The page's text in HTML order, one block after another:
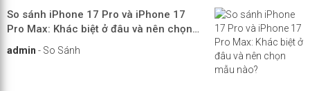
So sánh iPhone 17 Pro và iPhone 17
Pro Max: Khác biệt ở đâu và nên chọn
mẫu nào?
admin - So Sánh